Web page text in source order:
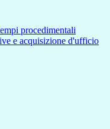
procedimentali
e acquisizione d'ufficio